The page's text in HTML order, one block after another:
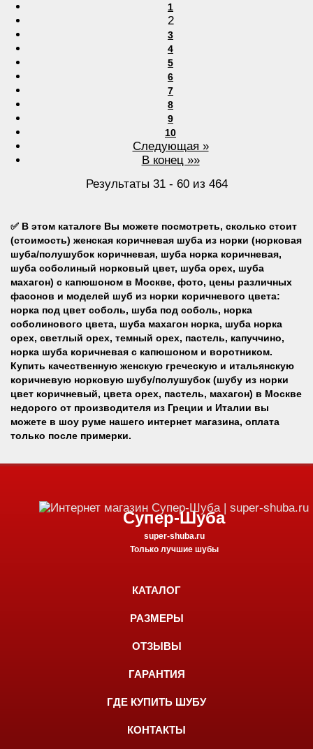
1
2
3
4
5
6
7
8
9
10
Следующая »
В конец »»
Результаты 31 - 60 из 464
✅ В этом каталоге Вы можете посмотреть, сколько стоит
(стоимость) женская коричневая шуба из норки (норковая
шуба/полушубок коричневая, шуба норка коричневая,
шуба соболиный норковый цвет, шуба орех, шуба
махагон) с капюшоном в Москве, фото, цены различных
фасонов и моделей шуб из норки коричневого цвета:
норка под цвет соболь, шуба под соболь, норка
соболинового цвета, шуба махагон норка, шуба норка
орех, светлый орех, темный орех, пастель, капуччино,
норка шуба коричневая с капюшоном и воротником.
Купить качественную женскую греческую и итальянскую
коричневую норковую шубу/полушубок (шубу из норки
цвет коричневый, цвета орех, пастель, махагон) в Москве
недорого от производителя из Греции и Италии вы
можете в шоу руме нашего интернет магазина, оплата
только после примерки.
Супер-Шуба
super-shuba.ru
Только лучшие шубы
КАТАЛОГ
РАЗМЕРЫ
ОТЗЫВЫ
ГАРАНТИЯ
ГДЕ КУПИТЬ ШУБУ
КОНТАКТЫ